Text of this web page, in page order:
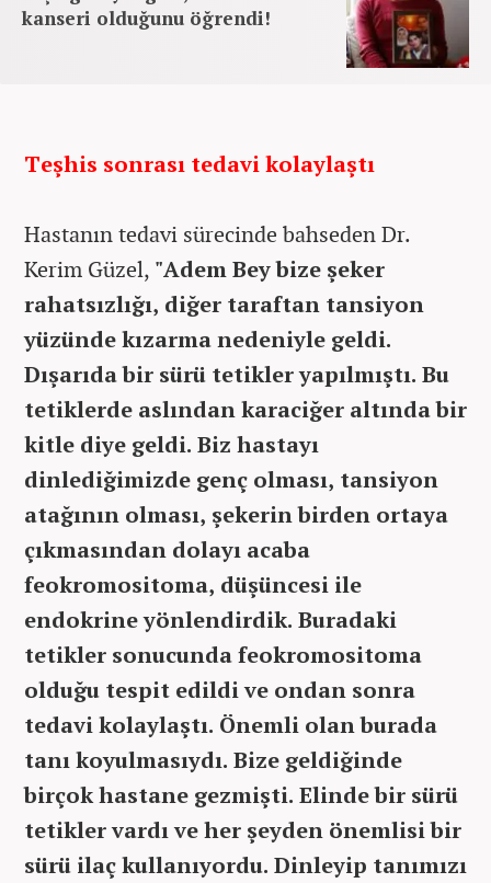
kanseri olduğunu öğrendi!
Teşhis sonrası tedavi kolaylaştı
Hastanın tedavi sürecinde bahseden Dr.
Kerim Güzel, "Adem Bey bize şeker
rahatsızlığı, diğer taraftan tansiyon
yüzünde kızarma nedeniyle geldi.
Dışarıda bir sürü tetikler yapılmıştı. Bu
tetiklerde aslından karaciğer altında bir
kitle diye geldi. Biz hastayı
dinlediğimizde genç olması, tansiyon
atağının olması, şekerin birden ortaya
çıkmasından dolayı acaba
feokromositoma, düşüncesi ile
endokrine yönlendirdik. Buradaki
tetikler sonucunda feokromositoma
olduğu tespit edildi ve ondan sonra
tedavi kolaylaştı. Önemli olan burada
tanı koyulmasıydı. Bize geldiğinde
birçok hastane gezmişti. Elinde bir sürü
tetikler vardı ve her şeyden önemlisi bir
sürü ilaç kullanıyordu. Dinleyip tanımızı